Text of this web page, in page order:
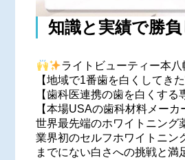
知識と実績で勝
ライトビューティー本八
【地域で1番歯を白くしてきた
【歯科医連携の歯を白くする
【本場USAの歯科材料メーカ
世界最先端のホワイトニング
業界初のセルフホワイトニン
までにない白さへの挑戦と満